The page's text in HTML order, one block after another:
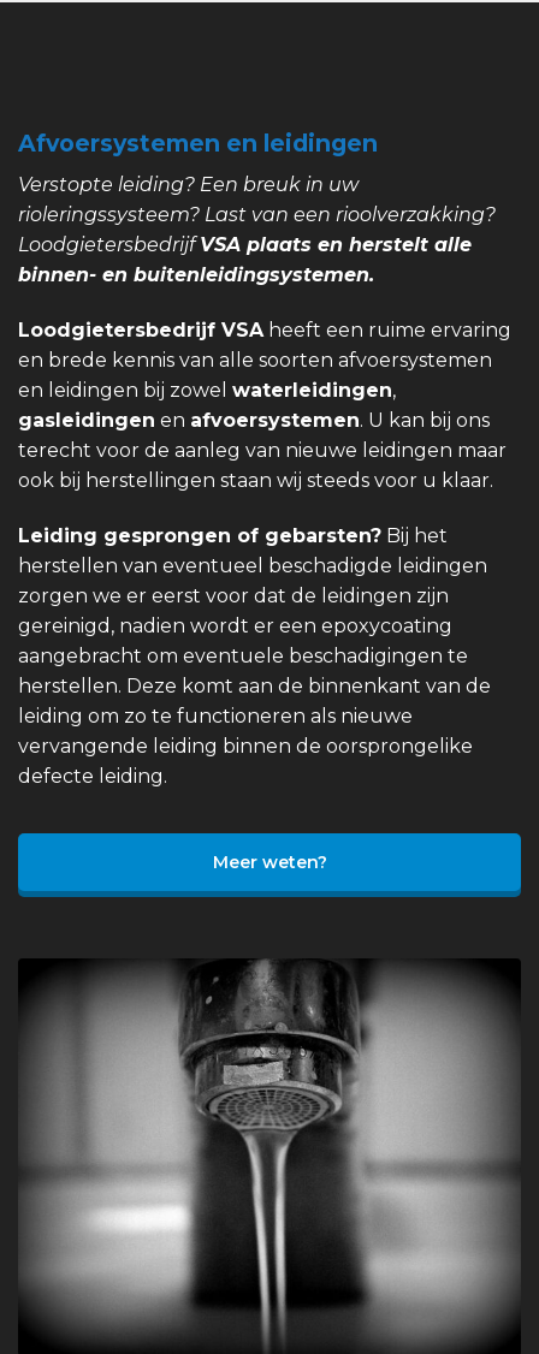
Afvoersystemen en leidingen
Verstopte leiding? Een breuk in uw
rioleringssysteem? Last van een rioolverzakking?
LoodgietersbedrijfVSA plaats en herstelt alle
binnen- en buitenleidingsystemen.
Loodgietersbedrijf VSA heeft een ruime ervaring
en brede kennis van alle soorten afvoersystemen
en leidingen bij zowel waterleidingen,
gasleidingen en afvoersystemen. U kan bij ons
terecht voor de aanleg van nieuwe leidingen maar
ook bij herstellingen staan wij steeds voor u klaar.
Leiding gesprongen of gebarsten? Bij het
herstellen van eventueel beschadigde leidingen
zorgen we er eerst voor dat de leidingen zijn
gereinigd, nadien wordt er een epoxycoating
aangebracht om eventuele beschadigingen te
herstellen. Deze komt aan de binnenkant van de
leiding om zo te functioneren als nieuwe
vervangende leiding binnen de oorsprongelike
defecte leiding.
Meer weten?